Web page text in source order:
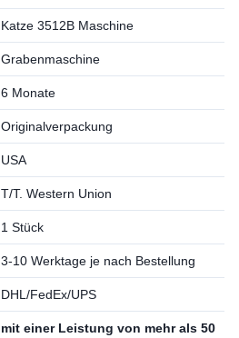
Katze 3512B Maschine
Grabenmaschine
6 Monate
Originalverpackung
USA
T/T. Western Union
1 Stück
3-10 Werktage je nach Bestellung
DHL/FedEx/UPS
mit einer Leistung von mehr als 50